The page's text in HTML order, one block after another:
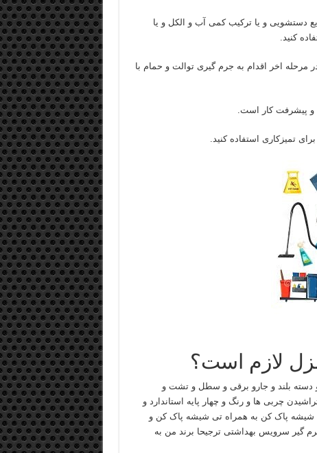
دستشویی و یا ترکیب کمی آب و الکل و یا
کنید.
مرحله اخر اقدام به جرم گیری توالت و حمام با
تمیزکاری استفاده کنید.
لازم است؟
دسته بلند و جارو برقی و سطل و تشت و
چربی ها و رنگ و چهار پایه استاندارد و
شیشه پاک کن به همراه تی شیشه پاک کن و
گیر سرویس بهداشتی ترجیحا برند من به